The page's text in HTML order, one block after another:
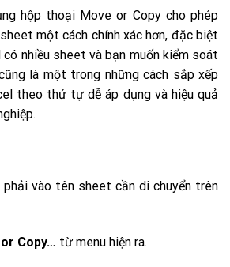
hộp thoại Move or Copy cho phép
một cách chính xác hơn, đặc biệt
nhiều sheet và bạn muốn kiểm soát
là một trong những cách sắp xếp
theo thứ tự dễ áp dụng và hiệu quả
phải vào tên sheet cần di chuyển trên
Copy… từ menu hiện ra.